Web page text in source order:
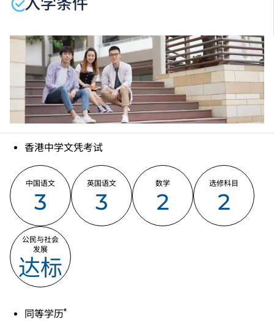
香港中学文凭考试
中国语文
3
英国语文
3
数学
2
选修科目
2
公民与社会
发展
达标
同等学历*